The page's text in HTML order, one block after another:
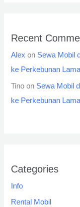
Recent
Alex on Sewa Mobil
ke Perkebunan
Tino on Sewa Mobil
ke Perkebunan
Categories
Info
Rental Mobil